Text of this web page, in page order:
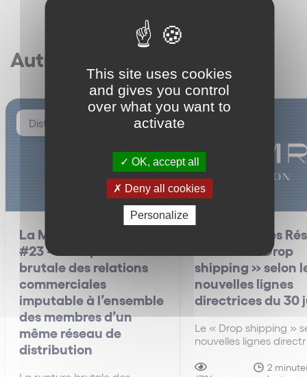
Autres articles
Distribution
La Minute des Réseaux
#23 – La rupture
brutale des relations
commerciales
imputable à l’ensemble
des membres d’un
même réseau de
distribution
La Minute des
#22 – Le « Drop
shipping » selon
nouvelles lignes
directrices du 30
Le « Drop shipping »
nouvelles lignes
anciennes lignes
2
This site uses cookies
and gives you control
over what you want to
activate
OK, accept all
Deny all cookies
Personalize